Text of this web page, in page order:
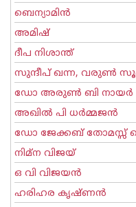
ബെന്യാമിന്‍
അമിഷ്
ദീപ നിശാന്ത്
സുന്ദീപ് ഖന്ന, വരുൺ
ഡോ അരുണ്‍ ബി നായര്‍
അഖില്‍ പി ധര്‍മ്മജന്‍
ഡോ ജേക്കബ് തോമസ്സ്
നിമ്ന വിജയ്
ഒ വി വിജയന്‍
ഹരിഹര കൃഷ്ണൻ